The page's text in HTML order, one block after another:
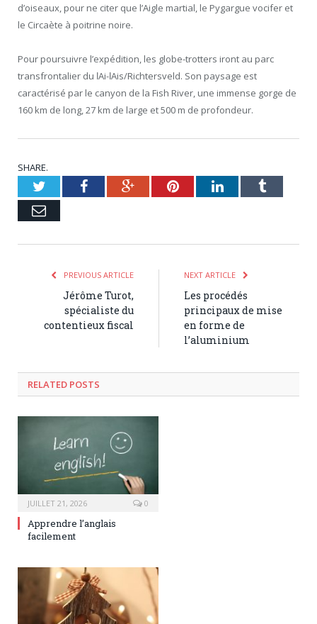
d’oiseaux, pour ne citer que l’Aigle martial, le Pygargue vocifer et
le Circaète à poitrine noire.
Pour poursuivre l’expédition, les globe-trotters iront au parc
transfrontalier du ǀAi-ǀAis/Richtersveld. Son paysage est
caractérisé par le canyon de la Fish River, une immense gorge de
160 km de long, 27 km de large et 500 m de profondeur.
SHARE.
TwitterFacebookGoogle+PinterestLinkedInTumblr
Email
PREVIOUS ARTICLE
Jérôme Turot,
spécialiste du
contentieux fiscal
NEXT ARTICLE
Les procédés
principaux de mise
en forme de
l’aluminium
RELATED POSTS
JUILLET 21, 2026 0
Apprendre l’anglais
facilement